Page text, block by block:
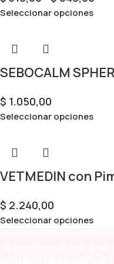
Seleccionar opciones
SEBOCALM
$ 1.050,00
Seleccionar opciones
VETMEDIN con
$ 2.240,00
Seleccionar opciones